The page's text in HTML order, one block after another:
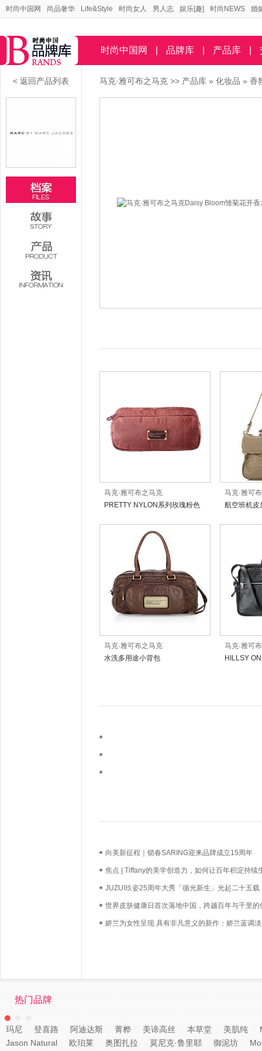
时尚中国网 尚品奢华 Life&Style 时尚女人 男人志 娱乐[趣] 时尚NEWS 婚
时尚中国网 品牌库 产品库
< 返回产品列表 马克·雅可布之马克 >> 产品库 » 化妆品 » 香
马克·雅可布之马克
PRETTY NYLON系列玫瑰粉色
马克·雅可
航空班机皮
马克·雅可布之马克
水洗多用途小背包
马克·雅可
HILLSY
向美新征程｜锁春SARING迎来品牌成立15周年
焦点 | Tiffany的美学创造力，如何让百年积淀持续
长？
JUZUI玖姿25周年大秀「循光新生」光起二十五载
启新生优雅
世界皮肤健康日首次落地中国，跨越百年与千里的
必达
娇兰为女性呈现 具有非凡意义的新作：娇兰蓝调
热门品牌
玛尼 登喜路 阿迪达斯 菁桦 美谛高丝 本草堂 美肌纯
Jason Natural
欧珀莱 奥图扎拉 莫尼克·鲁里耶 御泥坊